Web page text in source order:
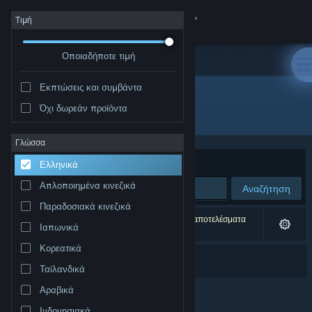
Σύνδεση
Κατάστημα
Σχετικά
Υποστήριξη
Αλλαγή γλώσσας
Προβολή ιστοσελίδας για υπολογιστές
Τιμή
Οποιαδήποτε τιμή
Εκπτώσεις και συμβάντα
Όχι δωρεάν προϊόντα
Γλώσσα
Ελληνικά
Απλοποιημένα κινεζικά
Παραδοσιακά κινεζικά
Ιαπωνικά
Κορεατικά
Ταϊλανδικά
Αραβικά
Δημιουργός: Undertow Games
Ταξινόμηση ανά
Αναζήτηση
1 αποτέλεσμα ταιριάζει με την αναζήτησή σας. 6 αποτελέσματα
αποκλείστηκαν βάσει των προτιμήσεών σας.